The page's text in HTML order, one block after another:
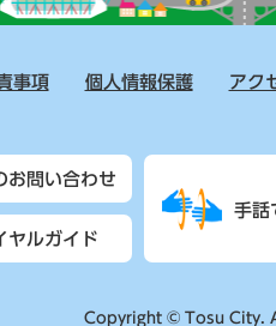
事項 個人情報保護 アク
お問い合わせ
ヤルガイド
手話
Copyright © Tosu City.